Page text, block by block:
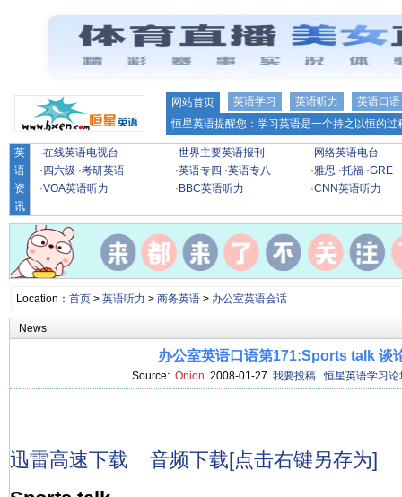
网站首页 英语学习 英语听力
英语口语
恒星英语提醒您：学习英语是一个持之以恒的
英
语
资
讯
·在线英语电视台 ·世界主要英语报刊 · 网络英语电台
· 四六级 ·考研英语 ·英语专四 ·英语专八 ·雅思 ·托福 ·GRE
·VOA英语听力 · BBC英语听力 ·CNN英语听力
Location： 首页> 英语听力 > 商务英语> 办公室英语会话
News
办公室英语口语第171:Sports talk 谈
Source: Onion 2008-01-27 我要投稿 恒星英语学习论
迅雷高速下载
音频下载[点击右键另存为]